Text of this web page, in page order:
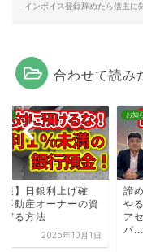
インボイス登録辞めたら借主に
合わせて読み
報】日銀利上げ確
不動産オーナーの資
守る方法
2025年10月1日
お知
諦
や
ア
パ...